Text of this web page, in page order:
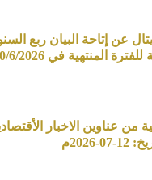
عن إتاحة البيان ربع
المنتهية في 30/6/2026 م
من عناوين الاخبار